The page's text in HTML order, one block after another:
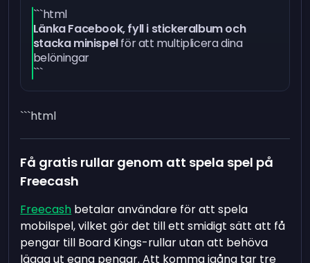
```html
Länka Facebook, fyll i stickeralbum och
stacka minispelför att multiplicera dina
belöningar
```
```html
Få gratis rullar genom att spela spel på
Freecash
Freecash betalar användare för att spela
mobilspel, vilket gör det till ett smidigt sätt att få
pengar till Board Kings-rullar utan att behöva
lägga ut egna pengar. Att komma igång tar tre